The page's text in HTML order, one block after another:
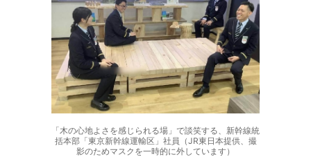
「木の心地よさを感じられる場」で談笑する、新幹線統
括本部「東京新幹線運輸区」社員（JR東日本提供、撮
影のためマスクを一時的に外しています）